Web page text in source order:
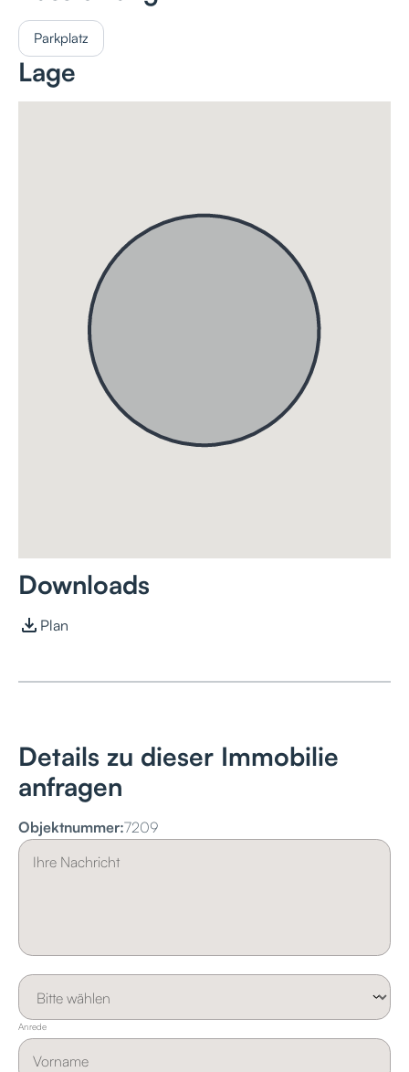
Parkplatz
Lage
Downloads
Plan
Details zu dieser Immobilie
anfragen
Objektnummer:7209
Anrede